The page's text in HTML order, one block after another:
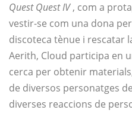
Quest Quest IV, com a
vestir-se com una dona
discoteca tènue i rescatar
Aerith, Cloud participa en
cerca per obtenir
de diversos personatges
diverses reaccions de